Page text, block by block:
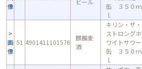
像
ビール
缶 ３５０ｍ
ｌ
画
像
51 4901411101576
麒麟麦
酒
キリン・ザ・
ストロングホ
ワイトサワー
缶 ３５０ｍ
ｌ